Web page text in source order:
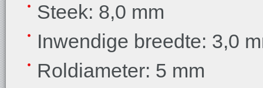
Steek: 8,0 mm
Inwendige breedte: 3,0
Roldiameter: 5 mm